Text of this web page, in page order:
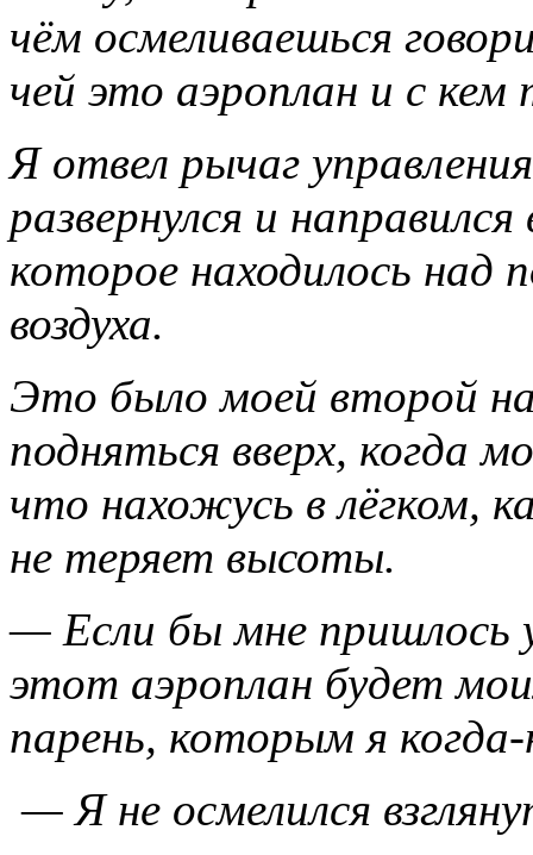
чём осмеливаешься
чей это аэроплан и с
Я отвел рычаг
развернулся и
которое находилось над
воздуха.
Это было моей второй
подняться вверх, когда
что нахожусь в лёгком,
не теряет высоты.
— Если бы мне пришлось
этот аэроплан будет
парень, которым я
— Я не осмелился